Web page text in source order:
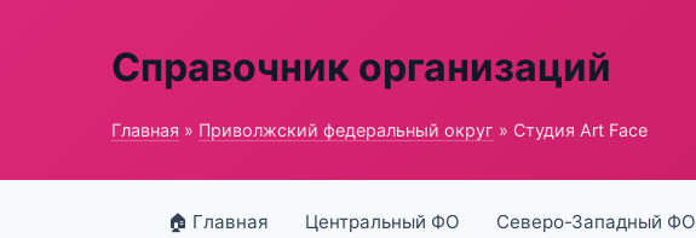
Справочник организаций
Главная » Приволжский федеральный округ » Студия Art Face
🏠 Главная Центральный ФО Северо-Западный ФО